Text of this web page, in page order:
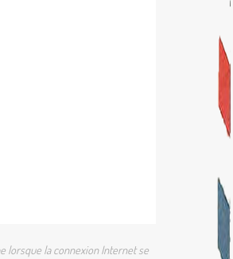
lorsque la connexion Internet se